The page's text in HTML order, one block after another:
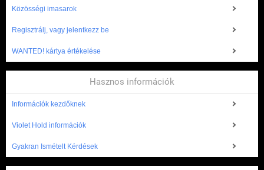
Közösségi imasarok
Regisztrálj, vagy jelentkezz be
WANTED! kártya értékelése
Hasznos információk
Információk kezdőknek
Violet Hold információk
Gyakran Ismételt Kérdések